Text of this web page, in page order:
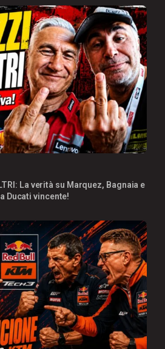
La verità su Marquez, Bagnaia e
Ducati vincente!